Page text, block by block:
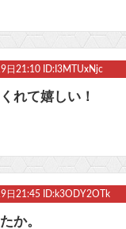
日21:10 ID:I3MTUxNjc
れて嬉しい！
日21:45 ID:k3ODY2OTk
か。